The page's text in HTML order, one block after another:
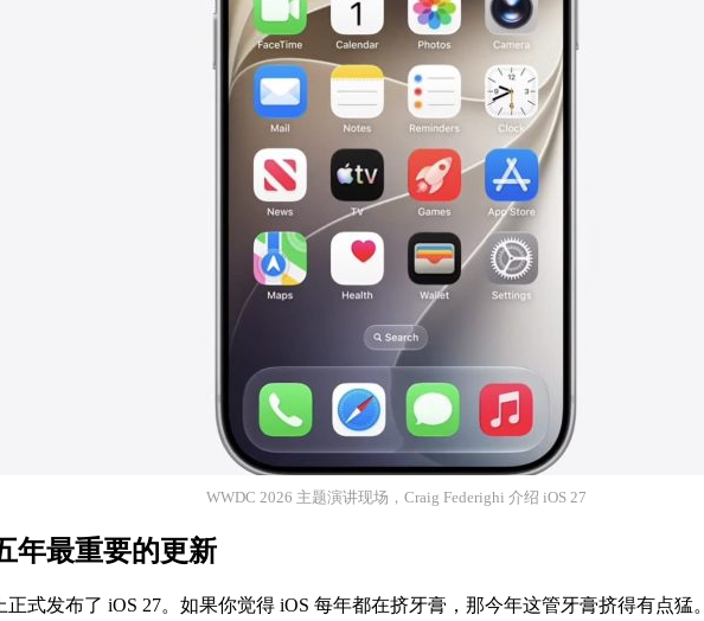
WWDC 2026 主题演讲现场，Craig Federighi 介绍 iOS 27
年最重要的更新
式发布了 iOS 27。如果你觉得 iOS 每年都在挤牙膏，那今年这管牙膏挤得有点猛。